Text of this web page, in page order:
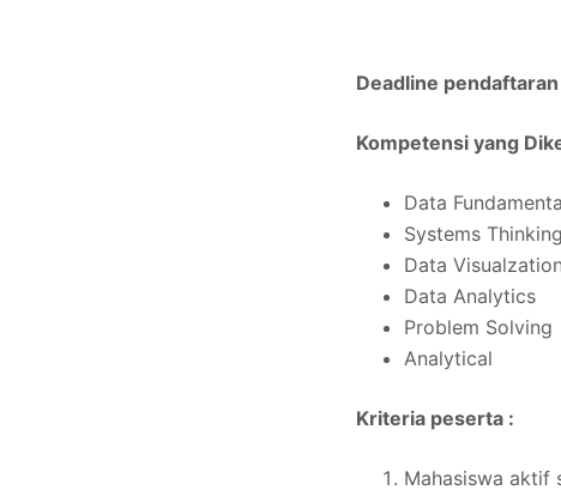
Deadline pendaftaran
Kompetensi yang
Data
Systems
Data Visualzation
Data Analytics
Problem Solving
Analytical
Kriteria peserta :
Mahasiswa aktif